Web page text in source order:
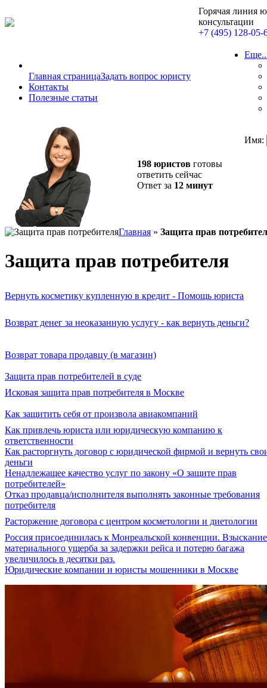
Горячая линия
консультации
+7 (495) 128-05-
Главная страницаЗадать вопрос юристу
Контакты
Полезные статьи
198 юристов готовы
ответить сейчас
Ответ за 12 минут
Имя:
Главная » Защита прав
Защита прав потребителя
Вернуть косметику купленную в кредит - Помощь юриста
Возврат денег за неоказанную услугу - как вернуть деньги?
Возврат товара продавцу (в магазин)
Защита прав потребителей в суде
Исковая защита прав потребителя в Москве
Как защитить себя от произвола авиакомпаний
Как привлечь юриста или юридическую компанию к
ответственности
Как расторгнуть договор с юридической фирмой и вернуть
деньги
Ненадлежащее качество услуг по закону «О защите прав
потребителей»
Отказ продавца/исполнителя выполнять законные требования
потребителя
Расторжение договора с центром косметологии и диетологии
Россия присоединилась к Монреальской конвенции. Взыскание
материального ущерба за задержки рейса и потерю багажа
увеличилось в десятки раз.
Юридические компании и юристы мошенники в Москве